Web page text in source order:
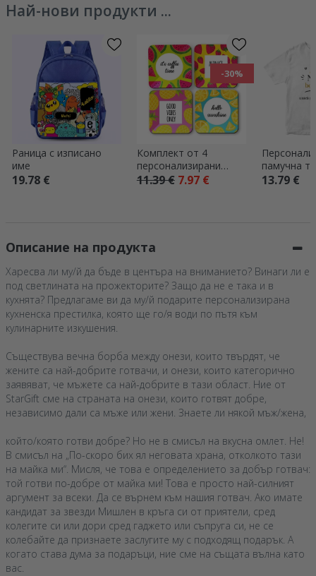
Най-нови продукти ...
Раница с изписано
име
19.78 €
-30%
Комплект от 4
персонализирани
подложки за чаши с
11.39 €7.97 €
памучна
надпис –
13.79 €
Описание на продукта
Харесва ли му/й да бъде в центъра на вниманието? Винаги ли е
под светлината на прожекторите? Защо да не е така и в
кухнята? Предлагаме ви да му/й подарите персонализирана
кухненска престилка, която ще го/я води по пътя към
кулинарните изкушения.
Съществува вечна борба между онези, които твърдят, че
жените са най-добрите готвачи, и онези, които категорично
заявяват, че мъжете са най-добрите в тази област. Ние от
StarGift сме на страната на онези, които готвят добре,
независимо дали са мъже или жени. Знаете ли някой мъж/жена,
който/която готви добре? Но не в смисъл на вкусна омлет. Не!
В смисъл на „По-скоро бих ял неговата храна, отколкото тази
на майка ми“. Мисля, че това е определението за добър готвач:
той готви по-добре от майка ми! Това е просто най-силният
аргумент за всеки. Да се върнем към нашия готвач. Ако имате
кандидат за звезди Мишлен в кръга си от приятели, сред
колегите си или дори сред гаджето или съпруга си, не се
колебайте да признаете заслугите му с подходящ подарък. А
когато става дума за подаръци, ние сме на същата вълна като
вас.